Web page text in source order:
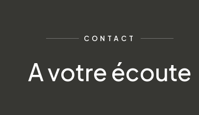
CONTACT
A votre écoute